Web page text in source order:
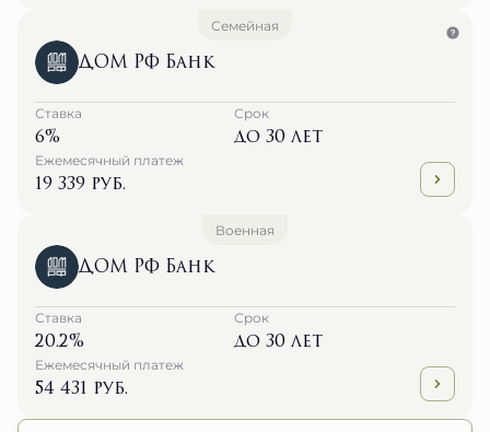
Семейная
ДОМ РФ Банк
Ставка
6%
Срок
до 30 лет
Ежемесячный платеж
19 339 руб.
Военная
ДОМ РФ Банк
Ставка
20.2%
Срок
до 30 лет
Ежемесячный платеж
54 431 руб.